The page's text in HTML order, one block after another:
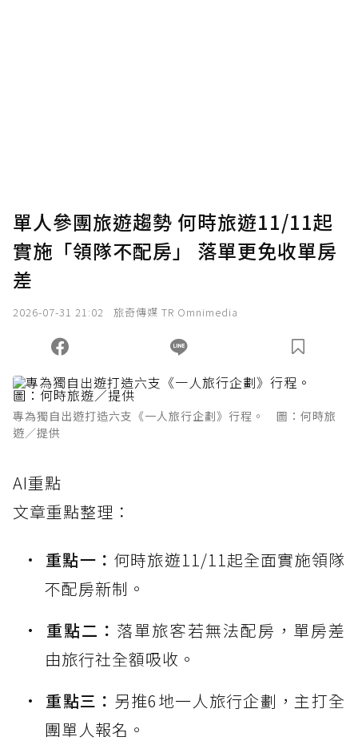
單人參團旅遊趨勢 何時旅遊11/11起
實施「領隊不配房」 落單更免收單房
差
2026-07-31 21:02 旅奇傳媒 TR Omnimedia
專為獨自出遊打造六支《一人旅行企劃》行程。 圖：何時旅
遊／提供
AI重點
文章重點整理：
重點一： 何時旅遊11/11起全面實施領隊
不配房新制。
重點二： 落單旅客若無法配房，單房差
由旅行社全額吸收。
重點三： 另推6地一人旅行企劃，主打全
團單人報名。